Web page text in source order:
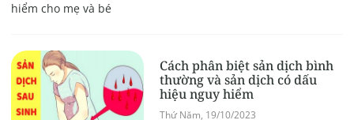
hiểm cho mẹ và bé
Cách phân biệt sản dịch bình
thường và sản dịch có dấu
hiệu nguy hiểm
Thứ Năm, 19/10/2023